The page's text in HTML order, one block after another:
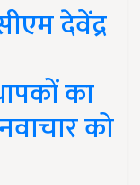
देवेंद्र
का
को